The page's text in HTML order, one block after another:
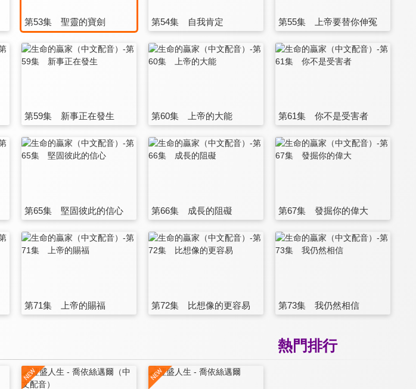
第53集 聖靈的寶劍 第54集 自我肯定 第55集 上帝要替你伸冤
第59集 新事正在發生 第60集 上帝的大能 第61集 你不是受害者
第65集 堅固彼此的信心 第66集 成長的阻礙 第67集 發掘你的偉大
第71集 上帝的賜福 第72集 比想像的更容易 第73集 我仍然相信
熱門排行